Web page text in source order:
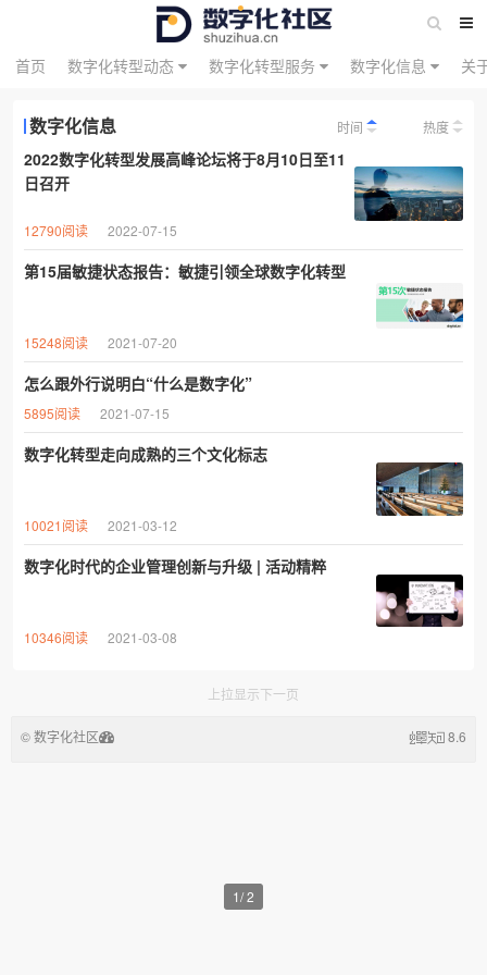
首页 数字化转型动态 数字化转型服务 数字化信息 关
数字化信息 时间 热度
2022数字化转型发展高峰论坛将于8月10日至11
日召开
12790阅读 2022-07-15
第15届敏捷状态报告：敏捷引领全球数字化转型
15248阅读 2021-07-20
怎么跟外行说明白“什么是数字化”
5895阅读 2021-07-15
数字化转型走向成熟的三个文化标志
10021阅读 2021-03-12
数字化时代的企业管理创新与升级 | 活动精粹
10346阅读 2021-03-08
上拉显示下一页
1/2
© 数字化社区 8.6